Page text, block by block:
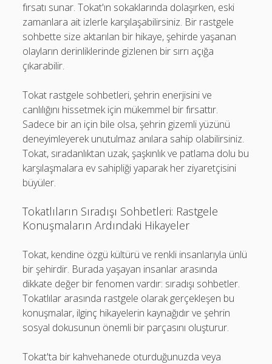
fırsatı sunar. Tokat'ın sokaklarında dolaşırken, eski
zamanlara ait izlerle karşılaşabilirsiniz. Bir rastgele
sohbette size aktarılan bir hikaye, şehirde yaşanan
olayların derinliklerinde gizlenen bir sırrı açığa
çıkarabilir.
Tokat rastgele sohbetleri, şehrin enerjisini ve
canlılığını hissetmek için mükemmel bir fırsattır.
Sadece bir an için bile olsa, şehrin gizemli yüzünü
deneyimleyerek unutulmaz anılara sahip olabilirsiniz.
Tokat, sıradanlıktan uzak, şaşkınlık ve patlama dolu bu
karşılaşmalara ev sahipliği yaparak her ziyaretçisini
büyüler.
Tokatlıların Sıradışı Sohbetleri: Rastgele
Konuşmaların Ardındaki Hikayeler
Tokat, kendine özgü kültürü ve renkli insanlarıyla ünlü
bir şehirdir. Burada yaşayan insanlar arasında
dikkate değer bir fenomen vardır: sıradışı sohbetler.
Tokatlılar arasında rastgele olarak gerçekleşen bu
konuşmalar, ilginç hikayelerin kaynağıdır ve şehrin
sosyal dokusunun önemli bir parçasını oluşturur.
Tokat'ta bir kahvehanede oturduğunuzda veya